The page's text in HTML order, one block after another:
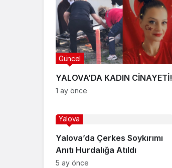
YALOVA’DA KADIN CİNAYETİ!
Güncel
1 ay önce
Yalova’da Çerkes Soykırımı
Anıtı Hurdalığa Atıldı
Yalova
5 ay önce